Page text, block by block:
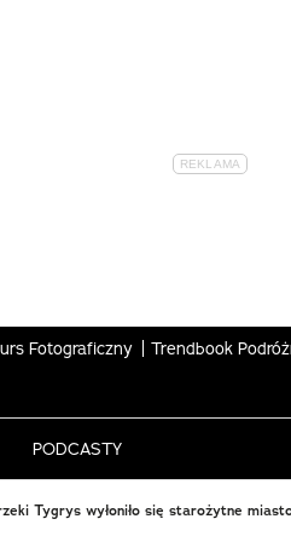
Fotograficzny Trendbook
PODCASTY
Tygrys wyłoniło się starożytne